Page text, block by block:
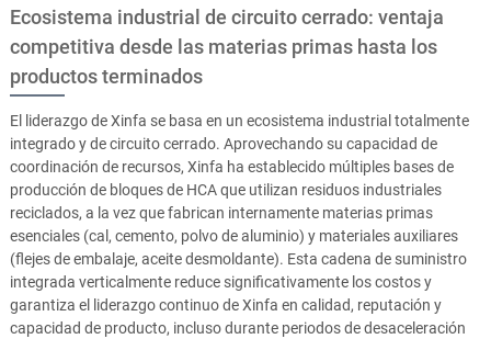
Ecosistema industrial de circuito cerrado: ventaja
competitiva desde las materias primas hasta los
productos terminados
El liderazgo de Xinfa se basa en un ecosistema industrial totalmente
integrado y de circuito cerrado. Aprovechando su capacidad de
coordinación de recursos, Xinfa ha establecido múltiples bases de
producción de bloques de HCA que utilizan residuos industriales
reciclados, a la vez que fabrican internamente materias primas
esenciales (cal, cemento, polvo de aluminio) y materiales auxiliares
(flejes de embalaje, aceite desmoldante). Esta cadena de suministro
integrada verticalmente reduce significativamente los costos y
garantiza el liderazgo continuo de Xinfa en calidad, reputación y
capacidad de producto, incluso durante periodos de desaceleración